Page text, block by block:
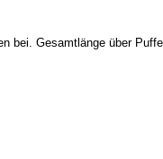
bei. Gesamtlänge über